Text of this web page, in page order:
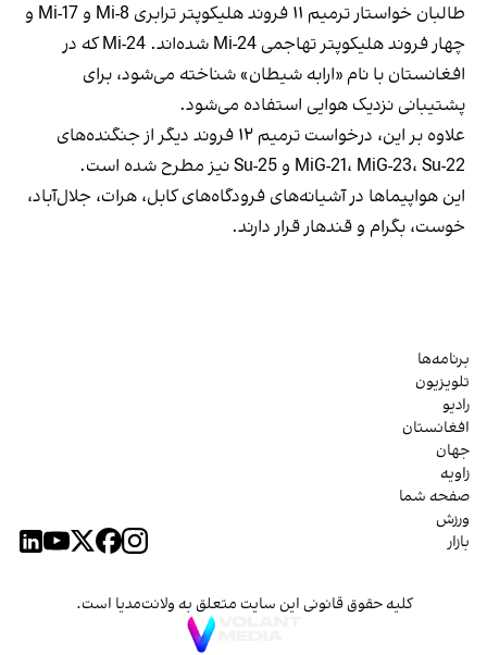
طالبان خواستار ترمیم ۱۱ فروند هلیکوپتر ترابری Mi-8 و Mi-17 و
چهار فروند هلیکوپتر تهاجمی Mi-24 شده‌اند. Mi-24 که در
افغانستان با نام «ارابه شیطان» شناخته می‌شود، برای
پشتیبانی نزدیک هوایی استفاده می‌شود.
علاوه بر این، درخواست ترمیم ۱۲ فروند دیگر از جنگنده‌های
MiG-21، MiG-23، Su-22 و Su-25 نیز مطرح شده است.
این هواپیماها در آشیانه‌های فرودگاه‌های کابل، هرات، جلال‌آباد،
خوست، بگرام و قندهار قرار دارند.
برنامه‌ها
تلویزیون
رادیو
افغانستان
جهان
زاویه
صفحه شما
ورزش
بازار
کلیه حقوق قانونی این سایت متعلق به ولانت‌مدیا است.